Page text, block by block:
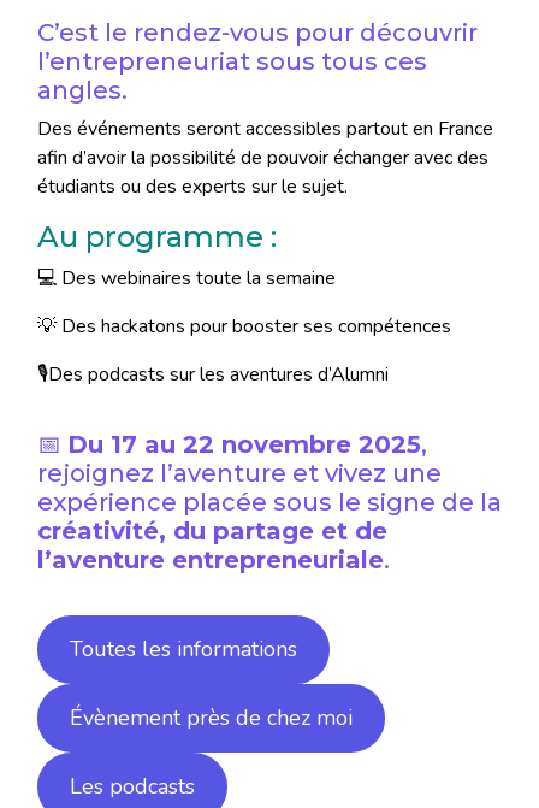
C’est le rendez-vous pour découvrir
l’entrepreneuriat sous tous ces
angles.
Des événements seront accessibles partout en France
afin d’avoir la possibilité de pouvoir échanger avec des
étudiants ou des experts sur le sujet.
Au programme :
💻 Des webinaires toute la semaine
💡 Des hackatons pour booster ses compétences
🎙️Des podcasts sur les aventures d’Alumni
📅 Du 17 au 22 novembre 2025,
rejoignez l’aventure et vivez une
expérience placée sous le signe de la
créativité, du partage et de
l’aventure entrepreneuriale.
Toutes les informations
Évènement près de chez moi
Les podcasts